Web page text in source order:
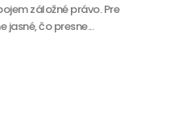
záložné právo. Pre
jasné, čo presne...